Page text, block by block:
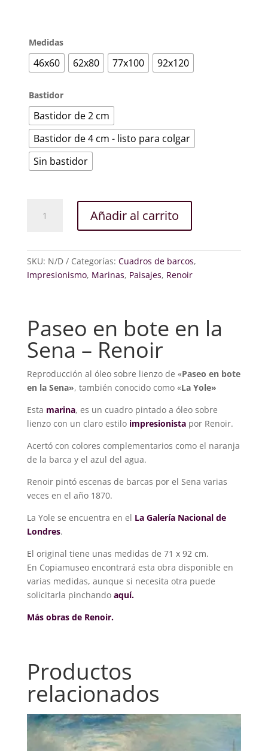
Medidas
46x60 62x80 77x100 92x120
Bastidor
Bastidor de 2 cm
Bastidor de 4 cm - listo para colgar
Sin bastidor
la
sena
Añadir al carrito
SKU: N/D Categorías: Cuadros de barcos,
Impresionismo, Marinas, Paisajes, Renoir
Paseo en bote en la
Sena – Renoir
Reproducción al óleo sobre lienzo de «Paseo en bote
en la Sena», también conocido como «La Yole»
Esta marina, es un cuadro pintado a óleo sobre
lienzo con un claro estilo impresionista por Renoir.
Acertó con colores complementarios como el naranja
de la barca y el azul del agua.
Renoir pintó escenas de barcas por el Sena varias
veces en el año 1870.
La Yole se encuentra en el La Galería Nacional de
Londres.
El original tiene unas medidas de 71 x 92 cm.
En Copiamuseo encontrará esta obra disponible en
varias medidas, aunque si necesita otra puede
solicitarla pinchando aquí.
Más obras de Renoir.
Productos
relacionados